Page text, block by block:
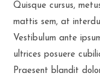
Quisque cursus,
mattis sem, at
Vestibulum ante
ultrices posuere
Praesent blandit